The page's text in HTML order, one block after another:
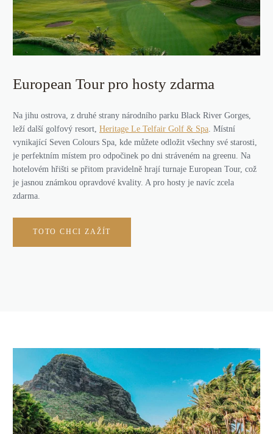
European Tour pro hosty zdarma
Na jihu ostrova, z druhé strany národního parku Black River Gorges,
leží další golfový resort, Heritage Le Telfair Golf & Spa . Místní
vynikající Seven Colours Spa, kde můžete odložit všechny své starosti,
je perfektním místem pro odpočinek po dni stráveném na greenu. Na
hotelovém hřišti se přitom pravidelně hrají turnaje European Tour, což
je jasnou známkou opravdové kvality. A pro hosty je navíc zcela
zdarma.
TOTO CHCI ZAŽÍT